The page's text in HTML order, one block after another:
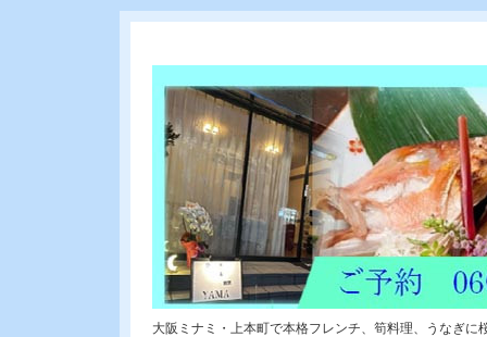
大阪ミナミ・上本町で本格フレンチ、筍料理、うなぎ